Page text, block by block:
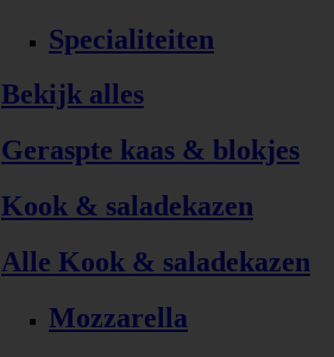
Specialiteiten
Bekijk alles
Geraspte kaas & blokjes
Kook & saladekazen
Alle Kook & saladekazen
Mozzarella